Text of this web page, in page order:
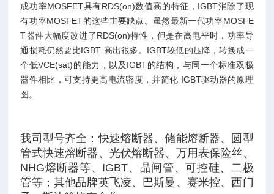
成功率MOSFET具有RDS(on)数值高的特征，IGBT消除了现
有功率MOSFET的这些主要缺点。虽然最新一代功率MOSFE
T器件大幅度改进了RDS(on)特性，但是在高电平时，功率导
通损耗仍然要比IGBT 高出很多。IGBT较低的压降，转换成一
个低VCE(sat)的能力，以及IGBT的结构，与同一个标准双极
器件相比，可支持更高电流密度，并简化 IGBT驱动器的原理
图。
我司型号齐全：快速熔断器、储能熔断器、圆型
管式快速熔断器、光伏熔断器、万用表保险丝、
NHG熔断器等、IGBT、晶闸管、可控硅、二极
管等；其他品牌英飞凌、巴斯曼、赛米控、西门